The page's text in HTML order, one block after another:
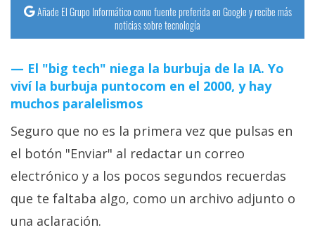
Añade El Grupo Informático como fuente preferida en Google y recibe más
noticias sobre tecnología
El "big tech" niega la burbuja de la IA. Yo
viví la burbuja puntocom en el 2000, y hay
muchos paralelismos
Seguro que no es la primera vez que pulsas en
el botón "Enviar" al redactar un correo
electrónico y a los pocos segundos recuerdas
que te faltaba algo, como un archivo adjunto o
una aclaración.